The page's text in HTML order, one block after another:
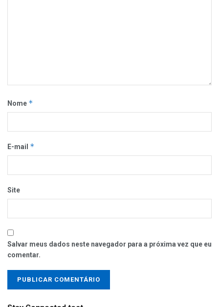
Nome *
E-mail *
Site
Salvar meus dados neste navegador para a próxima vez que eu
comentar.